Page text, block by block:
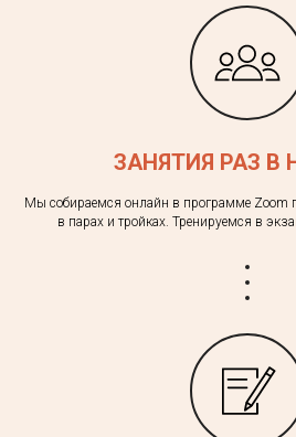
ЗАНЯТИЯ РАЗ В
Мы собираемся онлайн в программе Zoom
в парах и тройках. Тренируемся в